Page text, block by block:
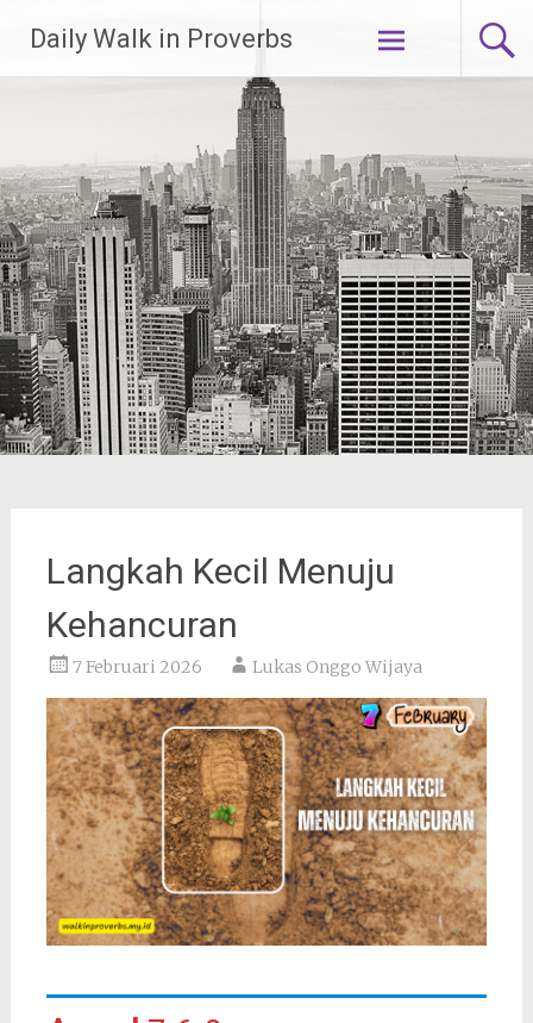
konten
Daily Walk in Proverbs
Langkah Kecil Menuju
Kehancuran
7 Februari 2026 Lukas Onggo Wijaya